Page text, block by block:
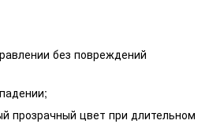
без повреждений
прозрачный цвет при длительном